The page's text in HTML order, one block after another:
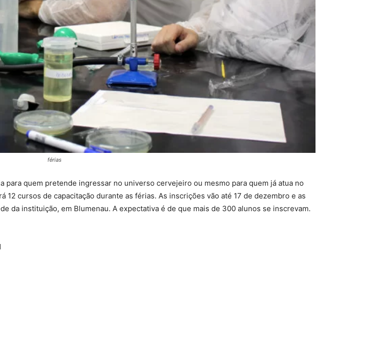
férias
quem pretende ingressar no universo cervejeiro ou mesmo para quem já atua no
12 cursos de capacitação durante as férias. As inscrições vão até 17 de dezembro e as
da instituição, em Blumenau. A expectativa é de que mais de 300 alunos se inscrevam.